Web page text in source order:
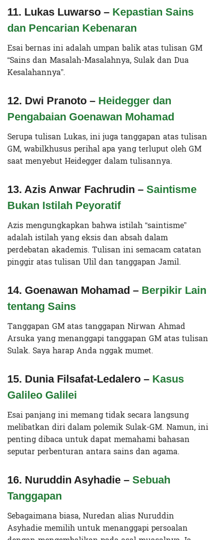
11. Lukas Luwarso – Kepastian Sains
dan Pencarian Kebenaran
Esai bernas ini adalah umpan balik atas tulisan GM
“Sains dan Masalah-Masalahnya, Sulak dan Dua
Kesalahannya”.
12. Dwi Pranoto – Heidegger dan
Pengabaian Goenawan Mohamad
Serupa tulisan Lukas, ini juga tanggapan atas tulisan
GM, wabilkhusus perihal apa yang terluput oleh GM
saat menyebut Heidegger dalam tulisannya.
13. Azis Anwar Fachrudin – Saintisme
Bukan Istilah Peyoratif
Azis mengungkapkan bahwa istilah “saintisme”
adalah istilah yang eksis dan absah dalam
perdebatan akademis. Tulisan ini semacam catatan
pinggir atas tulisan Ulil dan tanggapan Jamil.
14. Goenawan Mohamad – Berpikir Lain
tentang Sains
Tanggapan GM atas tanggapan Nirwan Ahmad
Arsuka yang menanggapi tanggapan GM atas tulisan
Sulak. Saya harap Anda nggak mumet.
15. Dunia Filsafat-Ledalero – Kasus
Galileo Galilei
Esai panjang ini memang tidak secara langsung
melibatkan diri dalam polemik Sulak-GM. Namun, ini
penting dibaca untuk dapat memahami bahasan
seputar perbenturan antara sains dan agama.
16. Nuruddin Asyhadie – Sebuah
Tanggapan
Sebagaimana biasa, Nuredan alias Nuruddin
Asyhadie memilih untuk menanggapi persoalan